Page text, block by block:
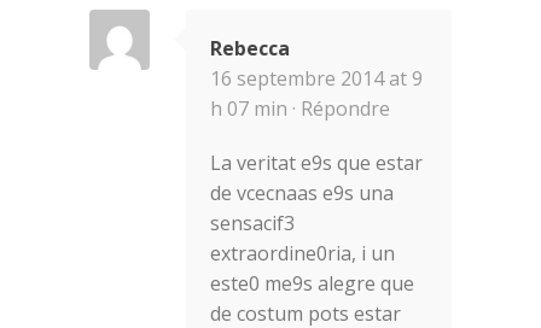
Rebecca
16 septembre 2014 at 9
h 07 min · Répondre
La veritat e9s que estar
de vcecnaas e9s una
sensacif3
extraordine0ria, i un
este0 me9s alegre que
de costum pots estar